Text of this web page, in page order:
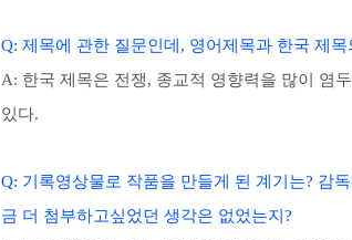
Q: 제목에 관한 질문인데, 영어제목과 한국 제목
A: 한국 제목은 전쟁, 종교적 영향력을 많이 염
있다.
Q: 기록영상물로 작품을 만들게 된 계기는? 감
금 더 첨부하고싶었던 생각은 없었는지?